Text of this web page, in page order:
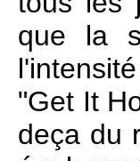
que la
"Get It
deça du